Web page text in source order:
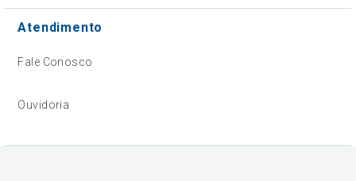
Atendimento
Fale Conosco
Ouvidoria